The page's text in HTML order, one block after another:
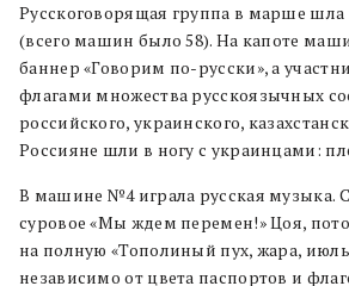
Русскоговорящая группа в марше
(всего машин было 58). На капоте
баннер «Говорим по-русски», а
флагами множества русскоязычных
российского, украинского,
Россияне шли в ногу с украинцами:
В машине №4 играла русская музыка.
суровое «Мы ждем перемен!» Цоя,
на полную «Тополиный пух, жара,
независимо от цвета паспортов и